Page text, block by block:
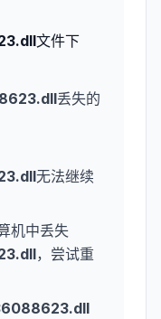
文件下
丢失的
无法继续
机中丢失
，尝试重